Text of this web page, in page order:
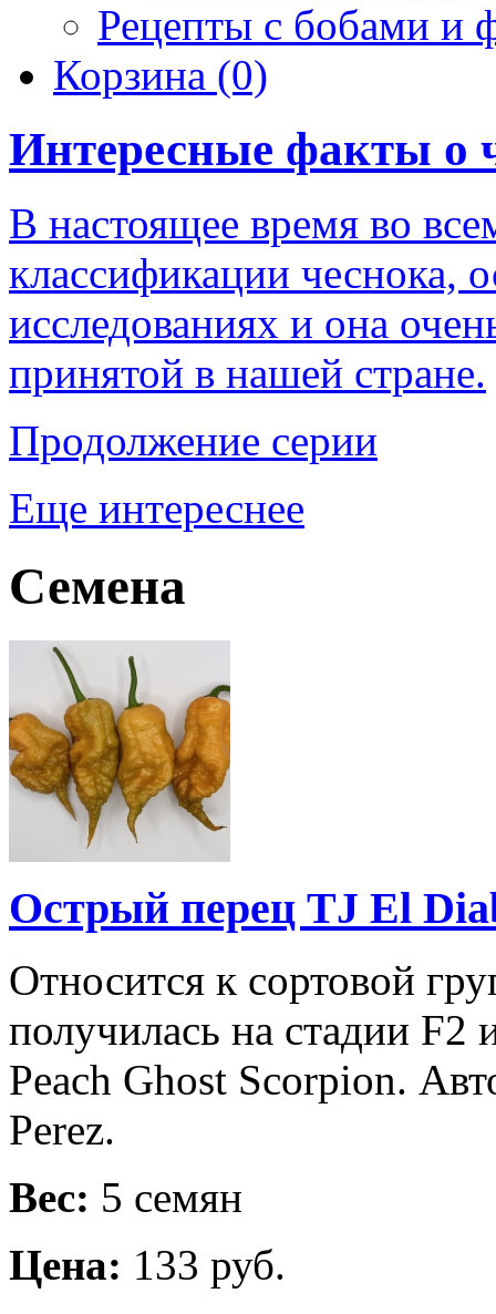
Рецепты с бобами и
Корзина (0)
Интересные факты о
В настоящее время во
классификации чеснока,
исследованиях и она
принятой в нашей стране.
Продолжение серии
Еще интереснее
Семена
Острый перец TJ El
Относится к сортовой
получилась на стадии F2
Peach Ghost Scorpion.
Perez.
Вес: 5 семян
Цена: 133 руб.